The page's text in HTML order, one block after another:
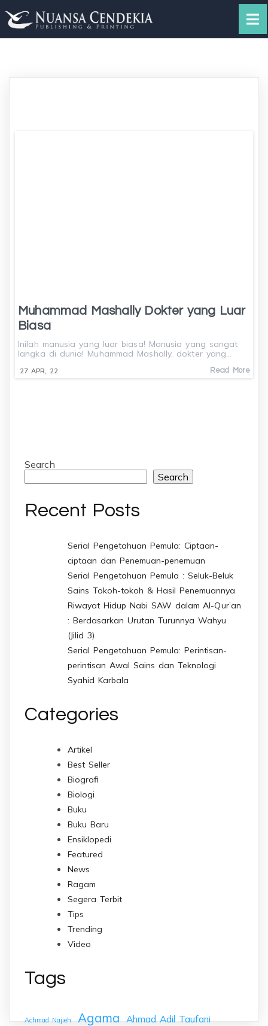
Muhammad Mashally Dokter yang Luar
Biasa
27 APR, 22
Inilah manusia yang luar biasa! Manusia yang sangat
langka di dunia! Muhammad Mashally, dokter yang…
Read More
Search
Search
Recent Posts
Serial Pengetahuan Pemula: Ciptaan-
ciptaan dan Penemuan-penemuan
Serial Pengetahuan Pemula : Seluk-Beluk
Sains Tokoh-tokoh & Hasil Penemuannya
Riwayat Hidup Nabi SAW dalam Al-Qur’an
: Berdasarkan Urutan Turunnya Wahyu
(Jilid 3)
Serial Pengetahuan Pemula: Perintisan-
perintisan Awal Sains dan Teknologi
Syahid Karbala
Categories
Artikel
Best Seller
Biografi
Biologi
Buku
Buku Baru
Ensiklopedi
Featured
News
Ragam
Segera Terbit
Tips
Trending
Video
Tags
Achmad Najieh Agama Ahmad Adil Taufani